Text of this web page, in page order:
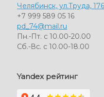
Челябинск, ул.Труда,
+7 999 589 05 16
pd_74@mail.ru
Пн.-Пт. с 10.00-20.00
Сб.-Вс. с 10.00-18.00
Yandex рейтинг